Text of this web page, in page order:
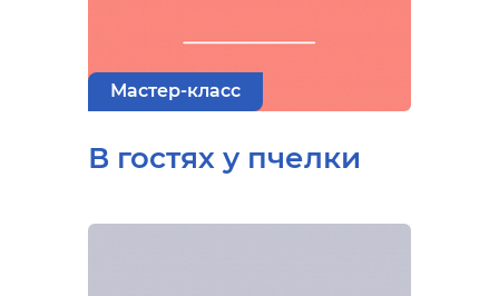
Мастер-класс
В гостях у пчелки